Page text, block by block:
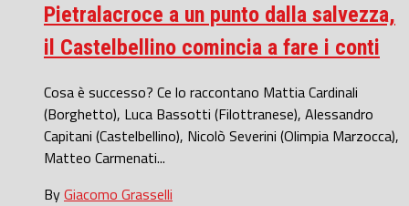
Pietralacroce a un punto dalla salvezza,
il Castelbellino comincia a fare i conti
Cosa è successo? Ce lo raccontano Mattia Cardinali
(Borghetto), Luca Bassotti (Filottranese), Alessandro
Capitani (Castelbellino), Nicolò Severini (Olimpia Marzocca),
Matteo Carmenati...
ByGiacomo Grasselli